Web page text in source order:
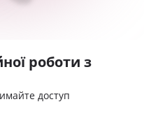
роботи з
доступ